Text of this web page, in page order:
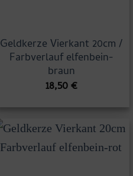
Geldkerze Vierkant 20cm /
Farbverlauf elfenbein-
braun
18,50€